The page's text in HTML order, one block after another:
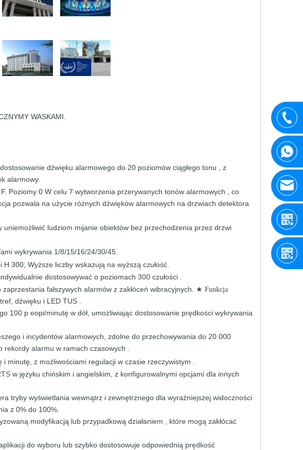
WASKAMI.
dźwięku alarmowego do 20 poziomów ciągłego tonu
z
alarmowy.
Poziomy 0 W celu 7 wytworzenia przerywanych tonów alarmowych , co
pozwala na użycie różnych dźwięków alarmowych na drzwiach detektora
uniemożliwić ludziom mijanie obiektów bez przechodzenia przez drzwi
wykrywania 1/8/15/16/24/30/45.
H 300; Wyższe liczby wskazują na wyższą czułość.
dostosowywać o poziomach 300 czułości
zaprzestania fałszywych alarmów z zakłóceń wibracyjnych. ★ Funkcja
dźwięku i LED TUS .
100 p eopi/minutę w dół, umożliwiając dostosowanie prędkości wykrywania
i incydentów alarmowych, zdolne do przechowywania do 20 000
rekordy alarmu w ramach czasowych .
i minutę, z możliwościami regulacji w czasie rzeczywistym
w języku chińskim i angielskim, z konfigurowalnymi opcjami dla innych
tryby wyświetlania wewnątrz i zewnętrznego dla wyraźniejszej widoczności
z 0% do 100%.
modyfikacją lub przypadkową działaniem , które mogą zakłócać
do wyboru lub szybko dostosowuje odpowiednią prędkość